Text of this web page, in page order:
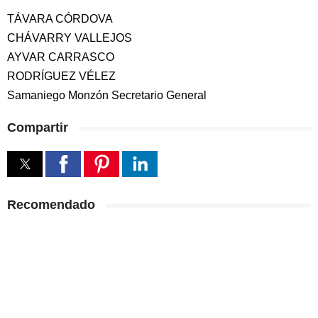
TÁVARA CÓRDOVA
CHÁVARRY VALLEJOS
AYVAR CARRASCO
RODRÍGUEZ VÉLEZ
Samaniego Monzón Secretario General
Compartir
Recomendado